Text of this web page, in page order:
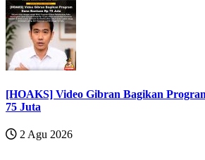
[HOAKS] Video Gibran Bagikan
75 Juta
2 Agu 2026